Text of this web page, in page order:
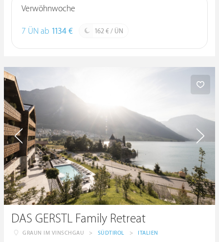
Verwöhnwoche
7 ÜN ab 1134 € 162 € / ÜN
DAS GERSTL Family Retreat
GRAUN IM VINSCHGAU > SÜDTIROL > ITALIEN